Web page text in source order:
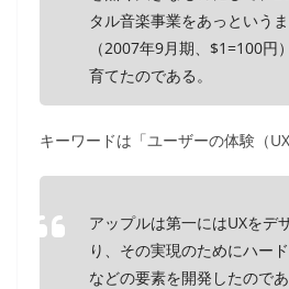
タル音楽事業をあっという
（2007年9月期、$1=100円
育てたのである。
キーワードは「ユーザーの体験（UX
アップルは第一にはUXをデ
り、その実現のためにハー
などの要素を開発したのであ